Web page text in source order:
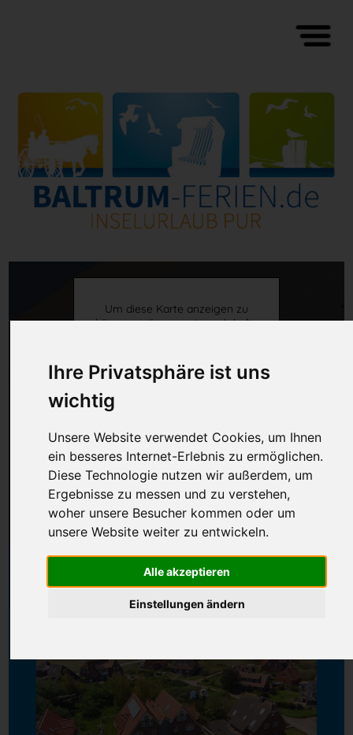
Ihre Privatsphäre ist uns
wichtig
Unsere Website verwendet Cookies, um Ihnen
ein besseres Internet-Erlebnis zu ermöglichen.
Diese Technologie nutzen wir außerdem, um
Ergebnisse zu messen und zu verstehen,
woher unsere Besucher kommen oder um
unsere Website weiter zu entwickeln.
Alle akzeptieren
Einstellungen ändern
Um diese Karte anzeigen zu
können, müssen externe Inhalte
Inhalte laden
Sonnenschein im Haus Christa
Sonnenschein